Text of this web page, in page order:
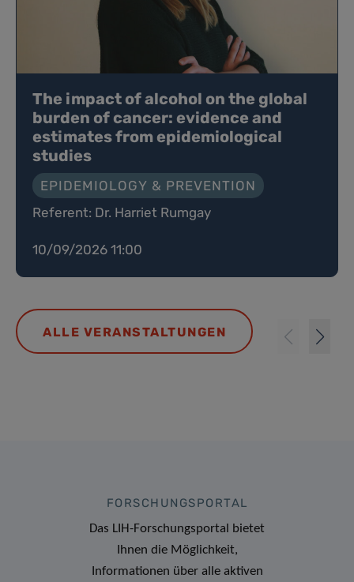
The impact of alcohol on the global
burden of cancer: evidence and
estimates from epidemiological
studies
EPIDEMIOLOGY & PREVENTION
Referent: Dr. Harriet Rumgay
10/09/2026 11:00
ALLE VERANSTALTUNGEN
FORSCHUNGSPORTAL
Das LIH-Forschungsportal bietet
Ihnen die Möglichkeit,
Informationen über alle aktiven